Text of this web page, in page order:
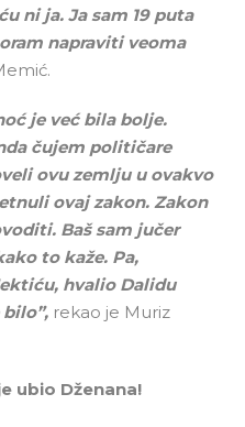
ni ja. Ja sam 19 puta
napraviti veoma
je već bila bolje.
čujem političare
ovu zemlju u ovakvo
ovaj zakon. Zakon
Baš sam jučer
to kaže. Pa,
hvalio Dalidu
rekao je Muriz
ubio Dženana!